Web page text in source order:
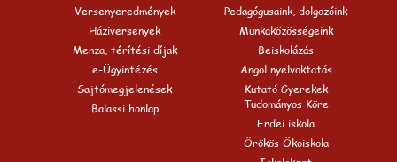
Versenyeredmények
Háziversenyek
Menza, térítési díjak
e-Ügyintézés
Sajtómegjelenések
Balassi honlap
Pedagógusaink, dolgozóink
Munkaközösségeink
Beiskolázás
Angol nyelvoktatás
Kutató Gyerekek
Tudományos Köre
Erdei iskola
Örökös Ökoiskola